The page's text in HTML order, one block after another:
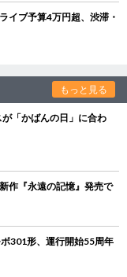
イブ予算4万円超、渋滞・
もっと見る
「かばんの日」に合わ
作『永遠の記憶』発売で
301形、運行開始55周年